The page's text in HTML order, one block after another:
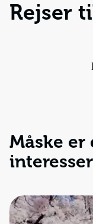
Rejser
Måske er